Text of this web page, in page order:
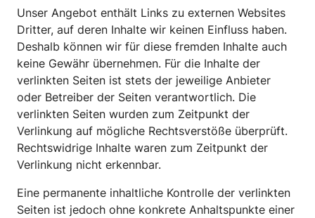
Unser Angebot enthält Links zu externen Websites
Dritter, auf deren Inhalte wir keinen Einfluss haben.
Deshalb können wir für diese fremden Inhalte auch
keine Gewähr übernehmen. Für die Inhalte der
verlinkten Seiten ist stets der jeweilige Anbieter
oder Betreiber der Seiten verantwortlich. Die
verlinkten Seiten wurden zum Zeitpunkt der
Verlinkung auf mögliche Rechtsverstöße überprüft.
Rechtswidrige Inhalte waren zum Zeitpunkt der
Verlinkung nicht erkennbar.
Eine permanente inhaltliche Kontrolle der verlinkten
Seiten ist jedoch ohne konkrete Anhaltspunkte einer